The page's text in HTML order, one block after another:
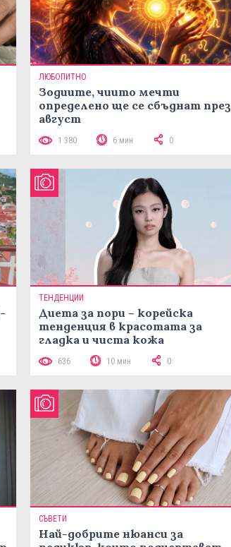
ЛЮБОПИТНО
Зодиите, чиито мечти
определено ще се сбъднат през
август
1 380 6 мин 0
ТЕНДЕНЦИИ
Диета за пори – корейска
тенденция в красотата за
гладка и чиста кожа
636 10 мин 0
СЪВЕТИ
Най-добрите нюанси за